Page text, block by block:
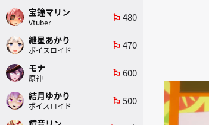
宝鐘マリン
Vtuber
emoji_flags 480
紲星あかり
ボイスロイド
emoji_flags 470
モナ
原神
emoji_flags 600
結月ゆかり
ボイスロイド
emoji_flags 500